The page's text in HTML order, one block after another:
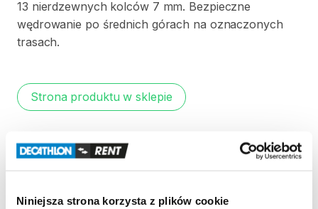
Niniejsza strona korzysta z plików cookie
13 nierdzewnych kolców 7 mm. Bezpieczne
wędrowanie po średnich górach na oznaczonych
trasach.
Strona produktu w sklepie
Zasady wypożyczenia